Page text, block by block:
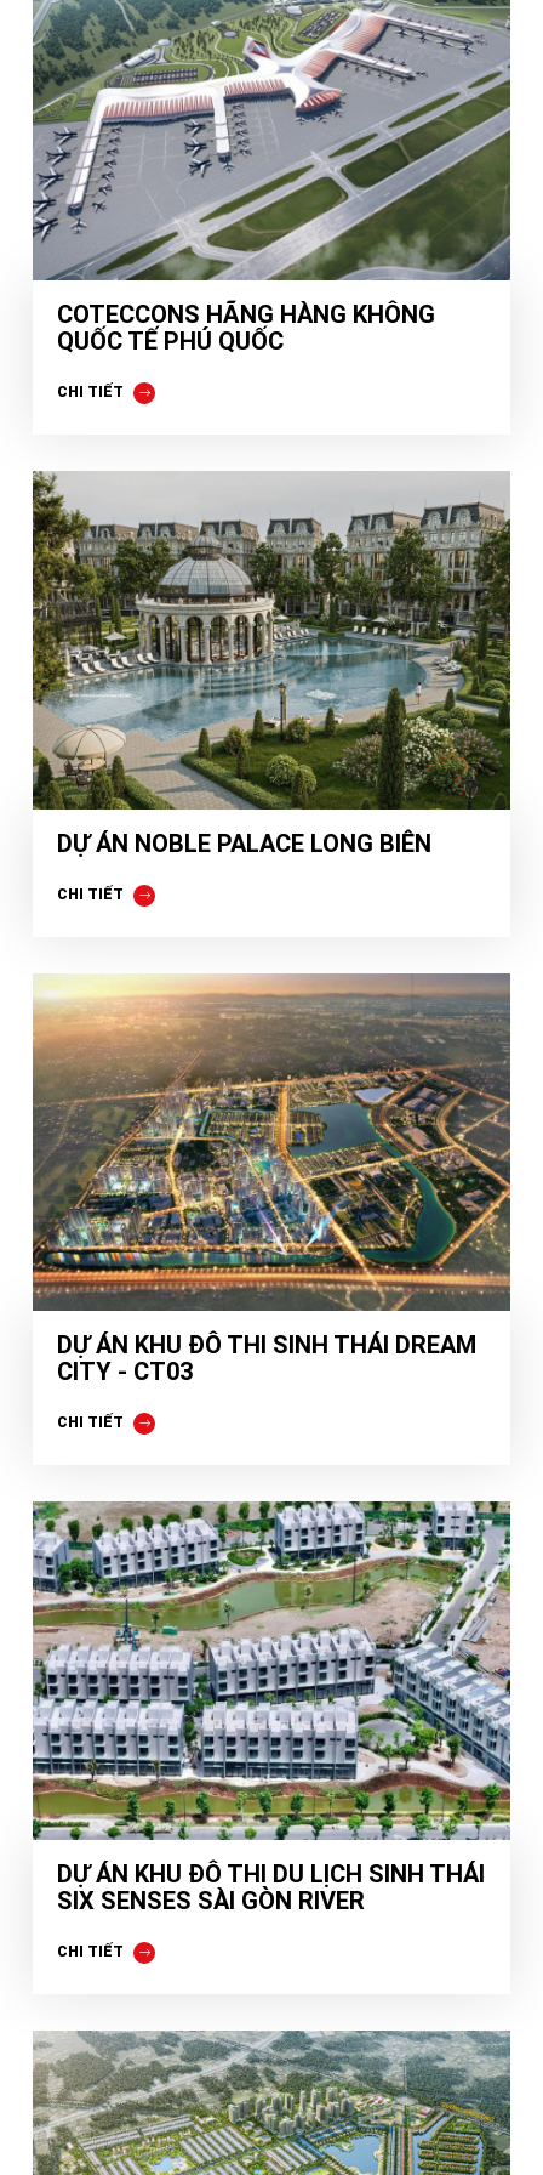
COTECCONS HÃNG HÀNG KHÔNG
QUỐC TẾ PHÚ QUỐC
CHI TIẾT
DỰ ÁN NOBLE PALACE LONG BIÊN
CHI TIẾT
DỰ ÁN KHU ĐÔ THI SINH THÁI DREAM
CITY - CT03
CHI TIẾT
DỰ ÁN KHU ĐÔ THI DU LỊCH SINH THÁI
SIX SENSES SÀI GÒN RIVER
CHI TIẾT